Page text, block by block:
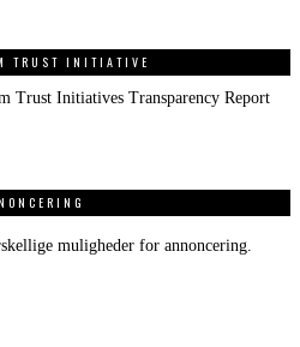
TRUST INITIATIVE
Trust Initiatives Transparency Report
muligheder for annoncering.